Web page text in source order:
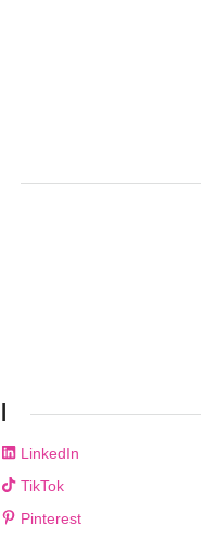
LinkedIn
TikTok
Pinterest